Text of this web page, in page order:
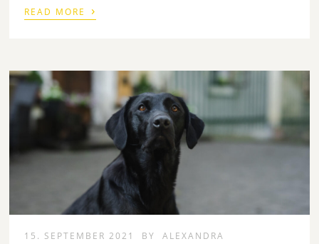
READ MORE ›
15. SEPTEMBER 2021 BY ALEXANDRA